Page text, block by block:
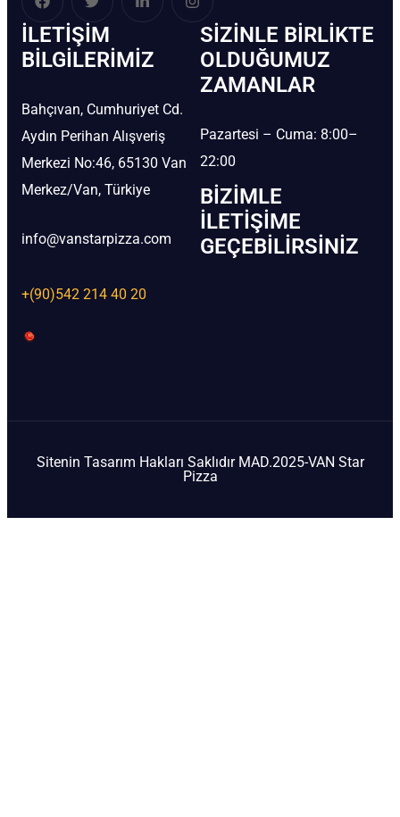
İLETIŞIM
BİLGILERIMIZ
Bahçıvan, Cumhuriyet Cd.
Aydın Perihan Alışveriş
Merkezi No:46, 65130 Van
Merkez/Van, Türkiye
info@vanstarpizza.com
+(90)542 214 40 20
SIZINLE BIRLIKTE
OLDUĞUMUZ
ZAMANLAR
Pazartesi – Cuma: 8:00–
22:00
BIZIMLE
İLETIŞIME
GEÇEBILIRSINIZ
Sitenin Tasarım Hakları Saklıdır MAD.2025-VAN Star
Pizza